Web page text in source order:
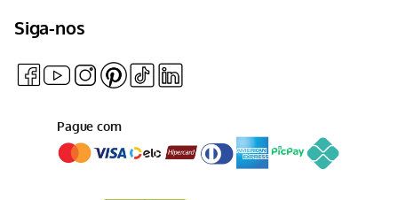
Siga-nos
Pague com